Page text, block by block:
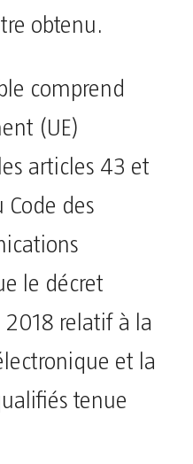
obtenu.
comprend
(UE)
articles 43 et
Code des
le décret
relatif à la
et la
tenue